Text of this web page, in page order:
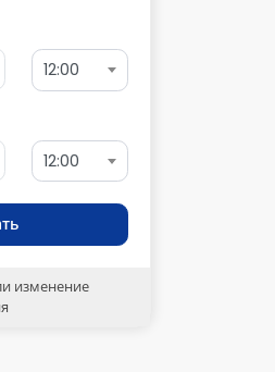
12:00
12:00
изменение